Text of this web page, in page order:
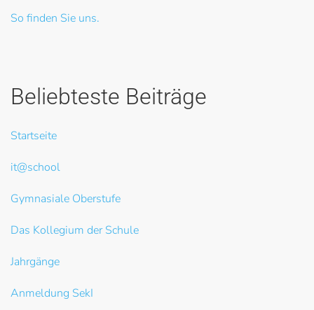
So finden Sie uns.
Beliebteste Beiträge
Startseite
it@school
Gymnasiale Oberstufe
Das Kollegium der Schule
Jahrgänge
Anmeldung SekI